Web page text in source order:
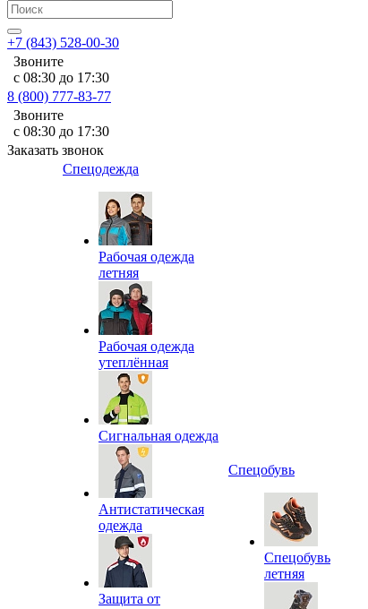
+7 (843) 528-00-30
Звоните
с 08:30 до 17:30
8 (800) 777-83-77
Звоните
с 08:30 до 17:30
Заказать звонок
Спецодежда
Рабочая одежда
летняя
Рабочая одежда
утеплённая
Сигнальная одежда
Антистатическая
одежда
Защита от
Спецобувь
Спецобувь
летняя